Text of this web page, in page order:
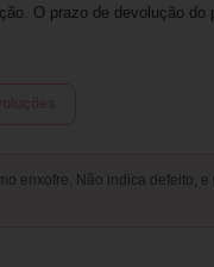
O prazo de devolução do
enxofre. Não indica defeito,